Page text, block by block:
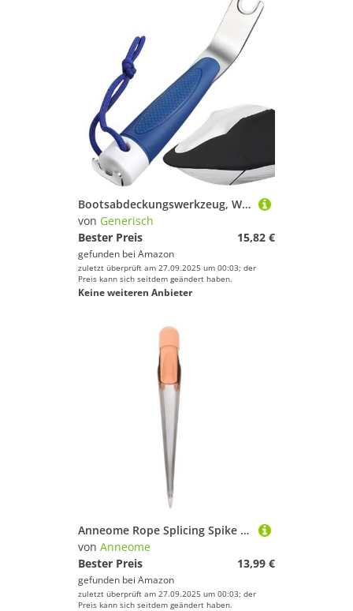
Bootsabdeckungswerkzeug, Werkzeug zum Lösen von Bootsabdeckungen, Reparaturzange, Entriegelungsausrüstung für Markisen, Wohnmobil, Fenster, Plane, Wartung, Segel, Reparatur, Outdoor-Dock
von Generisch
Bester Preis
15,82 €
gefunden bei Amazon
zuletzt überprüft am 27.09.2025 um 00:03; der
Preis kann sich seitdem geändert haben.
Keine weiteren Anbieter
Anneome Rope Splicing Spike aus Edelstahl und Kunststoff Korrosionsbeständig Zeitsparendes Bootsseil-fädler-Werkzeug Kompakt und Langlebig Geeignet für Yachten und Boote Mittlere
von Anneome
Bester Preis
13,99 €
gefunden bei Amazon
zuletzt überprüft am 27.09.2025 um 00:03; der
Preis kann sich seitdem geändert haben.